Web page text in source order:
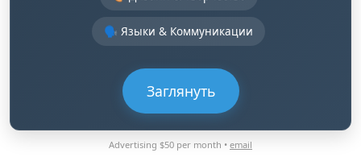
🗣️ Языки & Коммуникации
Заглянуть
Advertising $50 per month • email